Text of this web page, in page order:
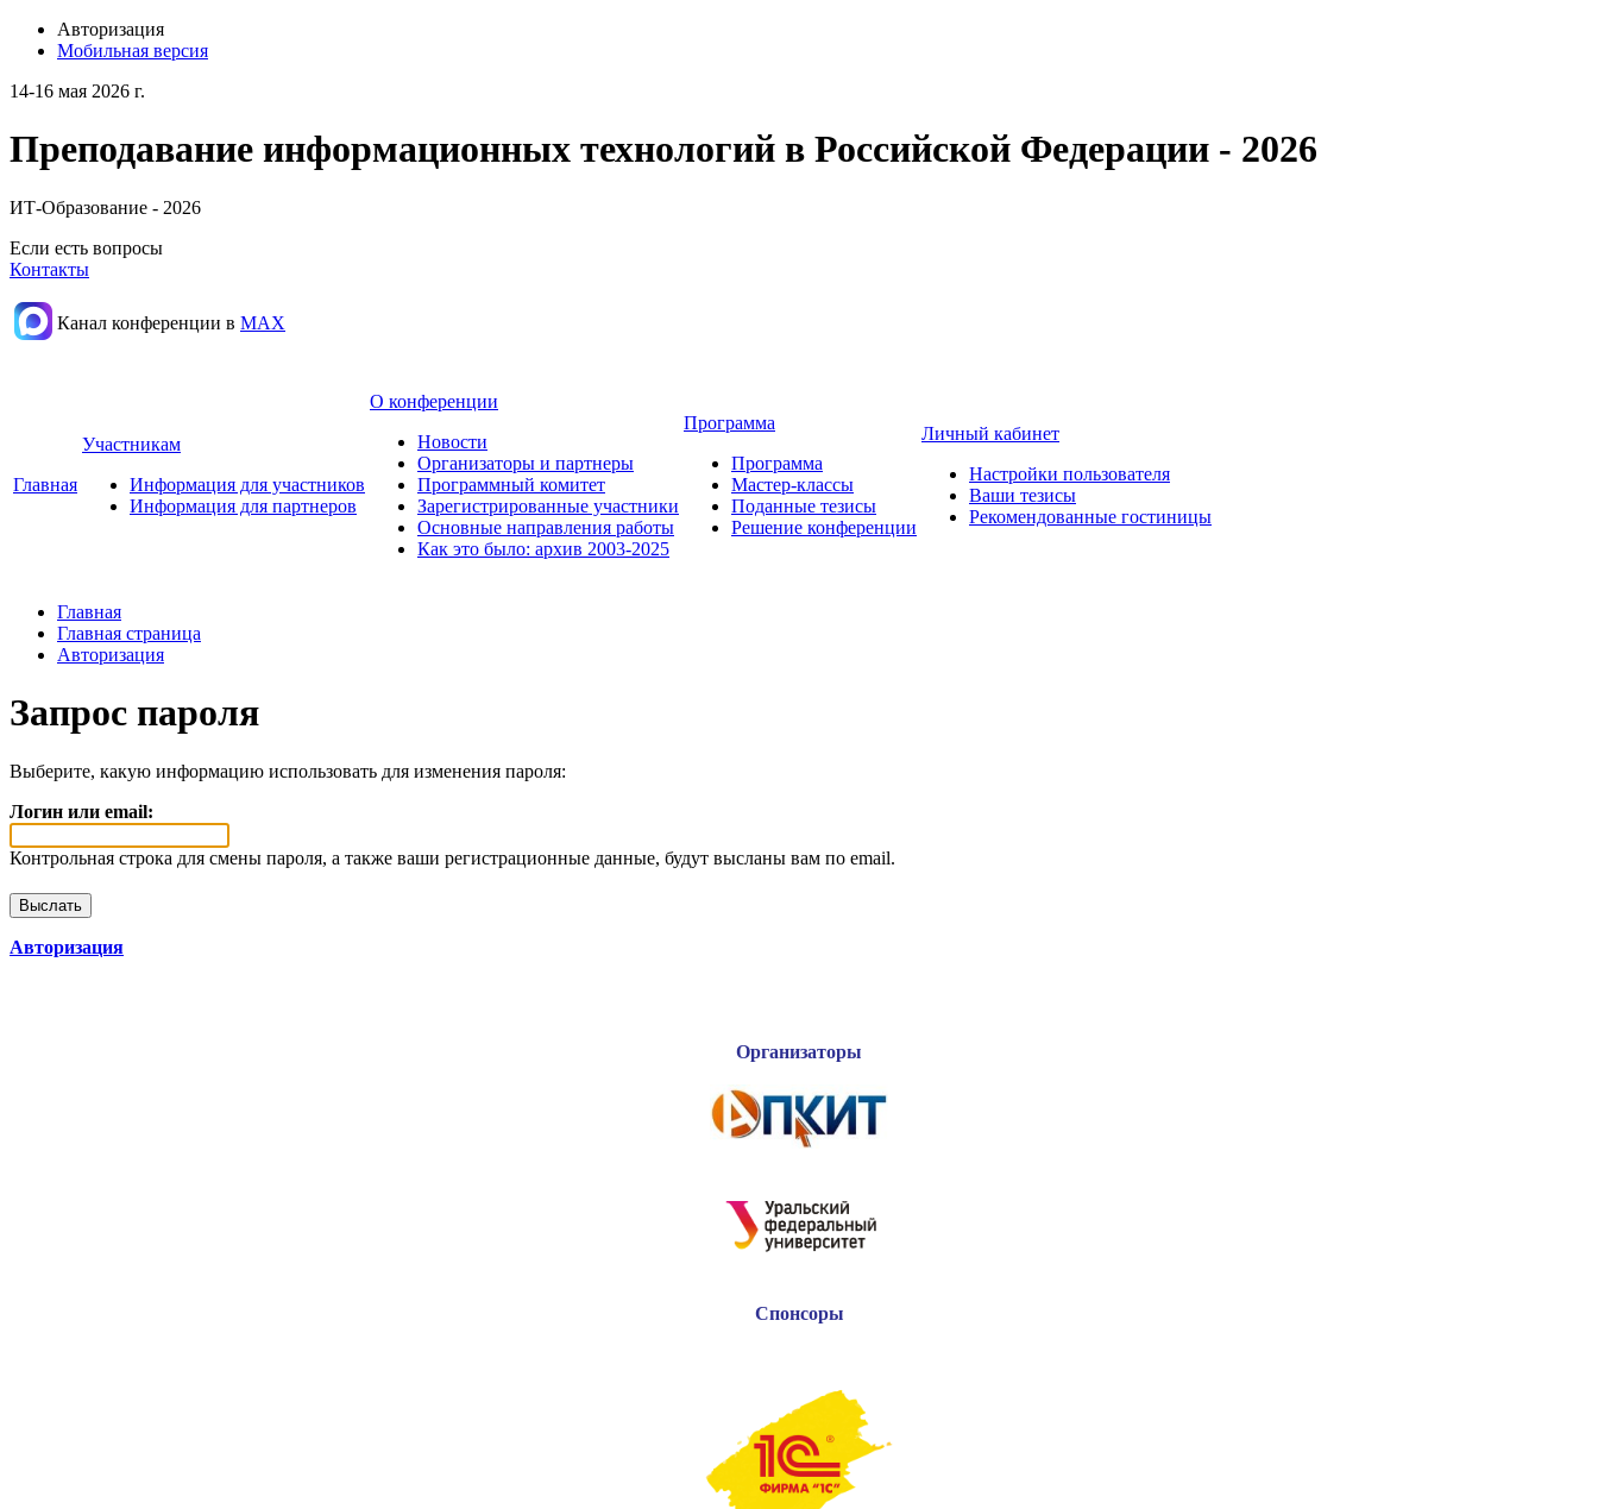
Авторизация
Мобильная версия
14-16 мая 2026 г.
Преподавание информационных технологий в Российской Федерации - 2026
ИТ-Образование - 2026
Если есть вопросы
Контакты
Канал конференции в МАХ
Главная
Участникам
Информация для участников
Информация для партнеров
О конференции
Новости
Организаторы и партнеры
Программный комитет
Зарегистрированные участники
Основные направления работы
Как это было: архив 2003-2025
Программа
Программа
Мастер-классы
Поданные тезисы
Решение конференции
Личный кабинет
Настройки пользователя
Ваши тезисы
Рекомендованные гостиницы
Главная
Главная страница
Авторизация
Запрос пароля
Выберите, какую информацию использовать для изменения пароля:
Логин или email:
Контрольная строка для смены пароля, а также ваши регистрационные данные, будут высланы вам по email.
Авторизация
Организаторы
Спонсоры